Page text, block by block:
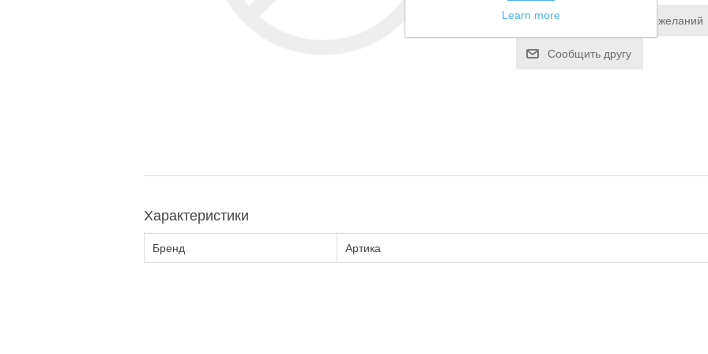
Добавить в список пожеланий
Сообщить другу
Характеристики
Бренд Артика
Learn more